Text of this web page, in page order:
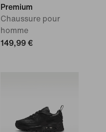
Premium
Chaussure pour
homme
149,99 €